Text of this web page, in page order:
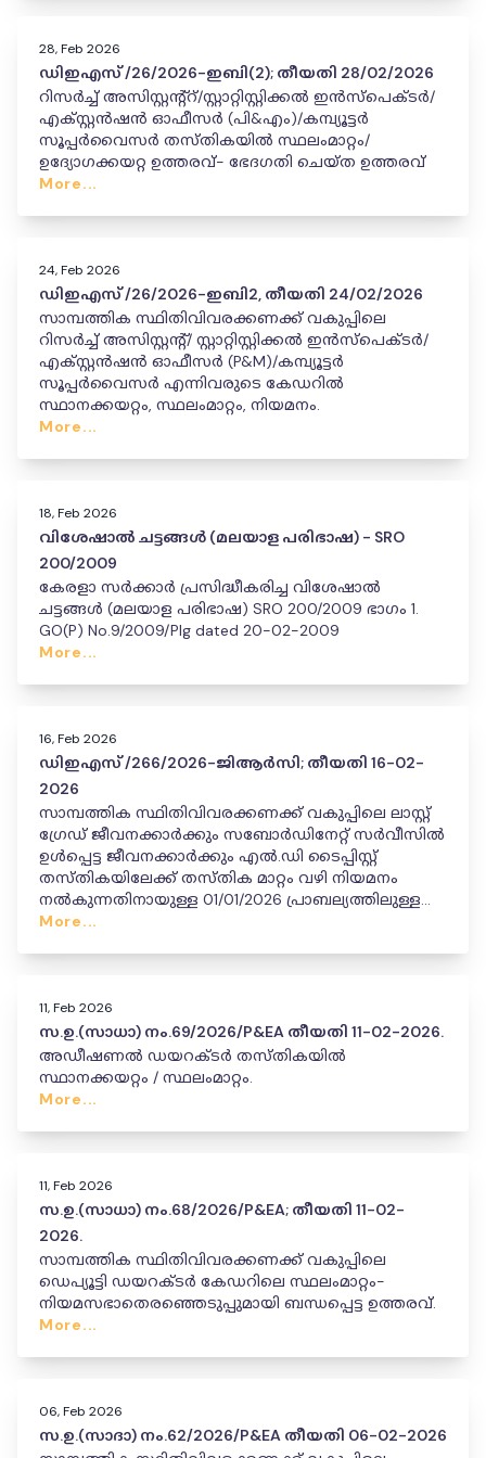
28, Feb 2026
ഡിഇഎസ് /26/2026-ഇബി(2); തീയതി 28/02/2026
റിസർച്ച് അസിസ്റ്റന്റ്റ്/സ്റ്റാറ്റിസ്റ്റിക്കൽ ഇൻസ്പെക്ടർ/
എക്സ്റ്റൻഷൻ ഓഫീസർ (പി&എം)/കമ്പ്യൂട്ടർ
സൂപ്പർവൈസർ തസ്തികയിൽ സ്ഥലംമാറ്റം/
ഉദ്യോഗക്കയറ്റ ഉത്തരവ്- ഭേദഗതി ചെയ്ത ഉത്തരവ്
More...
24, Feb 2026
ഡിഇഎസ് /26/2026-ഇബി2, തീയതി 24/02/2026
സാമ്പത്തിക സ്ഥിതിവിവരക്കണക്ക് വകുപ്പിലെ
റിസർച്ച് അസിസ്റ്റന്റ്/ സ്റ്റാറ്റിസ്റ്റിക്കൽ ഇൻസ്പെക്ടർ/
എക്സ്റ്റൻഷൻ ഓഫീസർ (P&M)/കമ്പ്യൂട്ടർ
സൂപ്പർവൈസർ എന്നിവരുടെ കേഡറിൽ
സ്ഥാനക്കയറ്റം, സ്ഥലംമാറ്റം, നിയമനം.
More...
18, Feb 2026
വിശേഷാൽ ചട്ടങ്ങൾ (മലയാള പരിഭാഷ) - SRO
200/2009
കേരളാ സർക്കാർ പ്രസിദ്ധീകരിച്ച വിശേഷാൽ
ചട്ടങ്ങൾ (മലയാള പരിഭാഷ) SRO 200/2009 ഭാഗം 1.
GO(P) No.9/2009/Plg dated 20-02-2009
More...
16, Feb 2026
ഡിഇഎസ് /266/2026-ജിആർസി; തീയതി 16-02-
2026
സാമ്പത്തിക സ്ഥിതിവിവരക്കണക്ക് വകുപ്പിലെ ലാസ്റ്റ്
ഗ്രേഡ് ജീവനക്കാർക്കും സബോർഡിനേറ്റ് സർവീസിൽ
ഉൾപ്പെട്ട ജീവനക്കാർക്കും എൽ.ഡി ടൈപ്പിസ്റ്റ്
തസ്തികയിലേക്ക് തസ്തിക മാറ്റം വഴി നിയമനം
നൽകുന്നതിനായുള്ള 01/01/2026 പ്രാബല്യത്തിലുള്ള
സംസ്ഥാനതല താത്കാലിക സീനിയോറിറ്റി ലിസ്റ്റ്
More...
11, Feb 2026
സ.ഉ.(സാധാ) നം.69/2026/P&EA തീയതി 11-02-2026.
അഡീഷണൽ ഡയറക്ടർ തസ്തികയിൽ
സ്ഥാനക്കയറ്റം / സ്ഥലംമാറ്റം.
More...
11, Feb 2026
സ.ഉ.(സാധാ) നം.68/2026/P&EA; തീയതി 11-02-
2026.
സാമ്പത്തിക സ്ഥിതിവിവരക്കണക്ക് വകുപ്പിലെ
ഡെപ്യൂട്ടി ഡയറക്ടർ കേഡറിലെ സ്ഥലംമാറ്റം-
നിയമസഭാതെരഞ്ഞെടുപ്പുമായി ബന്ധപ്പെട്ട ഉത്തരവ്.
More...
06, Feb 2026
സ.ഉ.(സാദാ) നം.62/2026/P&EA തീയതി 06-02-2026